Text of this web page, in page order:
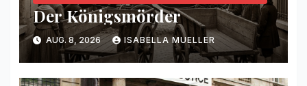
Der Königsmörder
AUG. 8, 2026 ISABELLA MUELLER